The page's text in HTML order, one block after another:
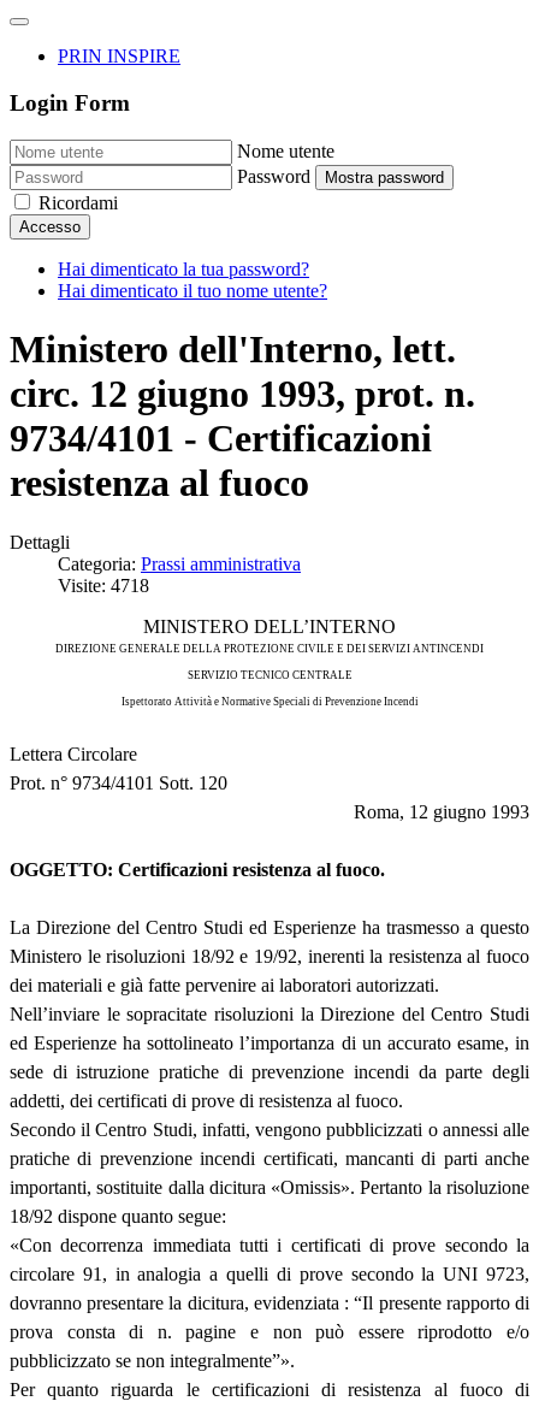
PRIN INSPIRE
Login Form
Nome utente
Password
Mostra password
Ricordami
Accesso
Hai dimenticato la tua password?
Hai dimenticato il tuo nome utente?
Ministero dell'Interno, lett.
circ. 12 giugno 1993, prot. n.
9734/4101 - Certificazioni
resistenza al fuoco
Dettagli
Categoria: Prassi amministrativa
Visite: 4718
MINISTERO DELL’INTERNO
DIREZIONE GENERALE DELLA PROTEZIONE CIVILE E DEI SERVIZI ANTINCENDI
SERVIZIO TECNICO CENTRALE
Ispettorato Attività e Normative Speciali di Prevenzione Incendi
Lettera Circolare
Prot. n° 9734/4101 Sott. 120
Roma, 12 giugno 1993
OGGETTO: Certificazioni resistenza al fuoco.
La Direzione del Centro Studi ed Esperienze ha trasmesso a questo
Ministero le risoluzioni 18/92 e 19/92, inerenti la resistenza al fuoco
dei materiali e già fatte pervenire ai laboratori autorizzati.
Nell’inviare le sopracitate risoluzioni la Direzione del Centro Studi
ed Esperienze ha sottolineato l’importanza di un accurato esame, in
sede di istruzione pratiche di prevenzione incendi da parte degli
addetti, dei certificati di prove di resistenza al fuoco.
Secondo il Centro Studi, infatti, vengono pubblicizzati o annessi alle
pratiche di prevenzione incendi certificati, mancanti di parti anche
importanti, sostituite dalla dicitura «Omissis». Pertanto la risoluzione
18/92 dispone quanto segue:
«Con decorrenza immediata tutti i certificati di prove secondo la
circolare 91, in analogia a quelli di prove secondo la UNI 9723,
dovranno presentare la dicitura, evidenziata : “Il presente rapporto di
prova consta di n. pagine e non può essere riprodotto e/o
pubblicizzato se non integralmente”».
Per quanto riguarda le certificazioni di resistenza al fuoco di